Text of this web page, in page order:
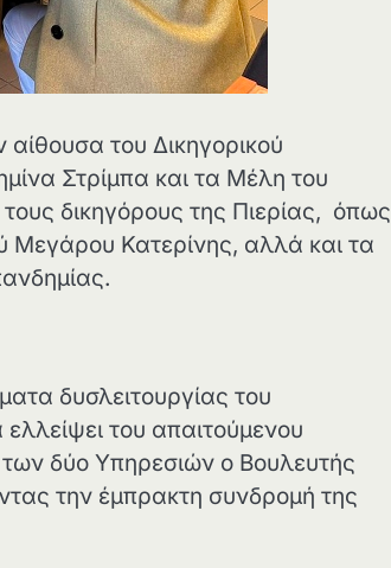
του Δικηγορικού
Στρίμπα και τα Μέλη του
δικηγόρους της Πιερίας, όπως
Μεγάρου Κατερίνης, αλλά και τα
δυσλειτουργίας του
του απαιτούμενου
δύο Υπηρεσιών ο Βουλευτής
την έμπρακτη συνδρομή της